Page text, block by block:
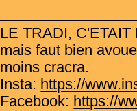
LE TRADI,
mais faut bien
moins cracra.
Insta: https://
Facebook: https://